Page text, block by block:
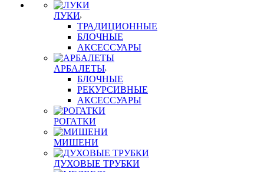
ЛУКИ
ТРАДИЦИОННЫЕ
БЛОЧНЫЕ
АКСЕССУАРЫ
АРБАЛЕТЫ
БЛОЧНЫЕ
РЕКУРСИВНЫЕ
АКСЕССУАРЫ
РОГАТКИ
МИШЕНИ
ДУХОВЫЕ ТРУБКИ